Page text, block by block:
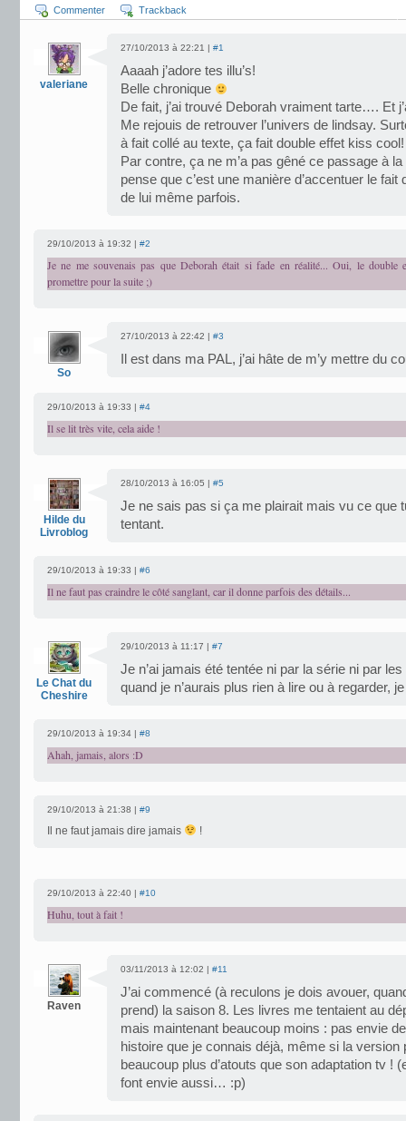
Commenter Trackback
valeriane
27/10/2013 à 22:21 | #1
Aaaah j’adore tes illu’s!
Belle chronique
De fait, j’ai trouvé Deborah vraiment tarte…. Et
Me rejouis de retrouver l’univers de lindsay.
à fait collé au texte, ça fait double effet kiss cool!
Par contre, ça ne m’a pas gêné ce passage à
pense que c’est une manière d’accentuer le fait
de lui même parfois.
29/10/2013 à 19:32 | #2
Je ne me souvenais pas que Deborah était si fade en réalité... Oui, le double
promettre pour la suite ;)
So
27/10/2013 à 22:42 | #3
Il est dans ma PAL, j’ai hâte de m’y mettre du
29/10/2013 à 19:33 | #4
Il se lit très vite, cela aide !
Hilde du
Livroblog
28/10/2013 à 16:05 | #5
Je ne sais pas si ça me plairait mais vu ce que
tentant.
29/10/2013 à 19:33 | #6
Il ne faut pas craindre le côté sanglant, car il donne parfois des détails...
Le Chat du
Cheshire
29/10/2013 à 11:17 | #7
Je n’ai jamais été tentée ni par la série ni par
quand je n’aurais plus rien à lire ou à regarder,
29/10/2013 à 19:34 | #8
Ahah, jamais, alors :D
29/10/2013 à 21:38 | #9
Il ne faut jamais dire jamais !
29/10/2013 à 22:40 | #10
Huhu, tout à fait !
Raven
03/11/2013 à 12:02 | #11
J’ai commencé (à reculons je dois avouer,
prend) la saison 8. Les livres me tentaient au
mais maintenant beaucoup moins : pas envie
histoire que je connais déjà, même si la version
beaucoup plus d’atouts que son adaptation tv !
font envie aussi… :p)